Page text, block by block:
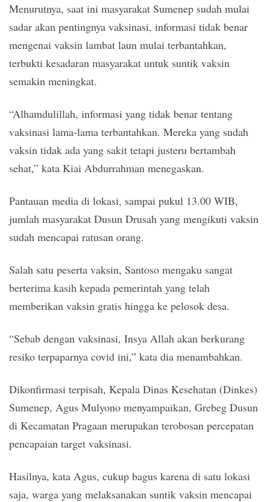
Menurutnya, saat ini masyarakat Sumenep sudah mulai
sadar akan pentingnya vaksinasi, informasi tidak benar
mengenai vaksin lambat laun mulai terbantahkan,
terbukti kesadaran masyarakat untuk suntik vaksin
semakin meningkat.
“Alhamdulillah, informasi yang tidak benar tentang
vaksinasi lama-lama terbantahkan. Mereka yang sudah
vaksin tidak ada yang sakit tetapi justeru bertambah
sehat,” kata Kiai Abdurrahman menegaskan.
Pantauan media di lokasi, sampai pukul 13.00 WIB,
jumlah masyarakat Dusun Drusah yang mengikuti vaksin
sudah mencapai ratusan orang.
Salah satu peserta vaksin, Santoso mengaku sangat
berterima kasih kepada pemerintah yang telah
memberikan vaksin gratis hingga ke pelosok desa.
“Sebab dengan vaksinasi, Insya Allah akan berkurang
resiko terpaparnya covid ini,” kata dia menambahkan.
Dikonfirmasi terpisah, Kepala Dinas Kesehatan (Dinkes)
Sumenep, Agus Mulyono menyampaikan, Grebeg Dusun
di Kecamatan Pragaan merupakan terobosan percepatan
pencapaian target vaksinasi.
Hasilnya, kata Agus, cukup bagus karena di satu lokasi
saja, warga yang melaksanakan suntik vaksin mencapai